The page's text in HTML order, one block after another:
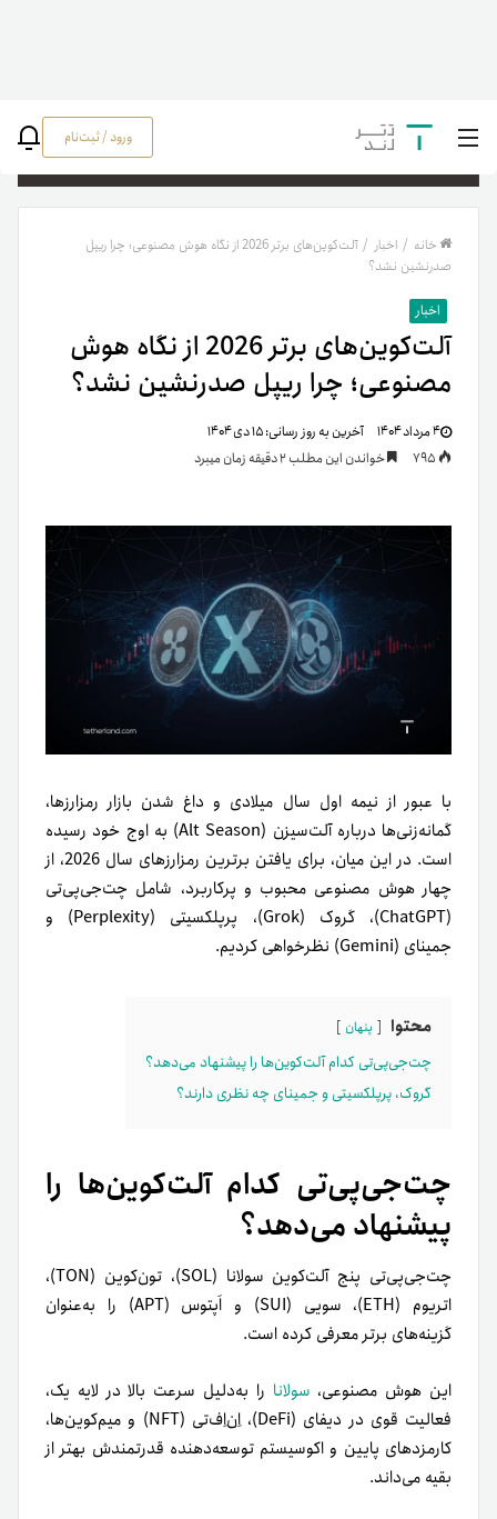
ورود / ثبت‌نام
خانه / اخبار /
آلت‌کوین‌های برتر 2026 از نگاه هوش مصنوعی؛ چرا ریپل
صدرنشین نشد؟
اخبار
آلت‌کوین‌های برتر 2026 از نگاه هوش
مصنوعی؛ چرا ریپل صدرنشین نشد؟
۴ مرداد ۱۴۰۴ آخرین به روز رسانی:۱۵ دی ۱۴۰۴
خواندن این مطلب 2 دقیقه زمان میبرد
با عبور از نیمه اول سال میلادی و داغ شدن بازار رمزارزها،
گمانه‌زنی‌ها درباره آلت‌سیزن (Alt Season) به اوج خود رسیده
است. در این میان، برای یافتن برترین رمزارزهای سال 2026، از
چهار هوش مصنوعی محبوب و پرکاربرد، شامل چت‌جی‌پی‌تی
(ChatGPT)، گروک (Grok)، پرپلکسیتی (Perplexity) و
جمینای (Gemini) نظرخواهی کردیم.
محتوا پنهان
چت‌جی‌پی‌تی کدام آلت‌کوین‌ها را پیشنهاد می‌دهد؟
گروک، پرپلکسیتی و جمینای چه نظری دارند؟
چت‌جی‌پی‌تی کدام آلت‌کوین‌ها را
پیشنهاد می‌دهد؟
چت‌جی‌پی‌تی پنج آلت‌کوین سولانا (SOL)، تون‌کوین (TON)،
اتریوم (ETH)، سویی (SUI) و اَپتوس (APT) را به‌عنوان
گزینه‌های برتر معرفی کرده است.
این هوش مصنوعی، سولانا را به‌دلیل سرعت بالا در لایه یک،
فعالیت قوی در دیفای (DeFi)، اِن‌اِف‌تی (NFT) و میم‌کوین‌ها،
کارمزدهای پایین و اکوسیستم توسعه‌دهنده قدرتمندش بهتر از
بقیه می‌داند.